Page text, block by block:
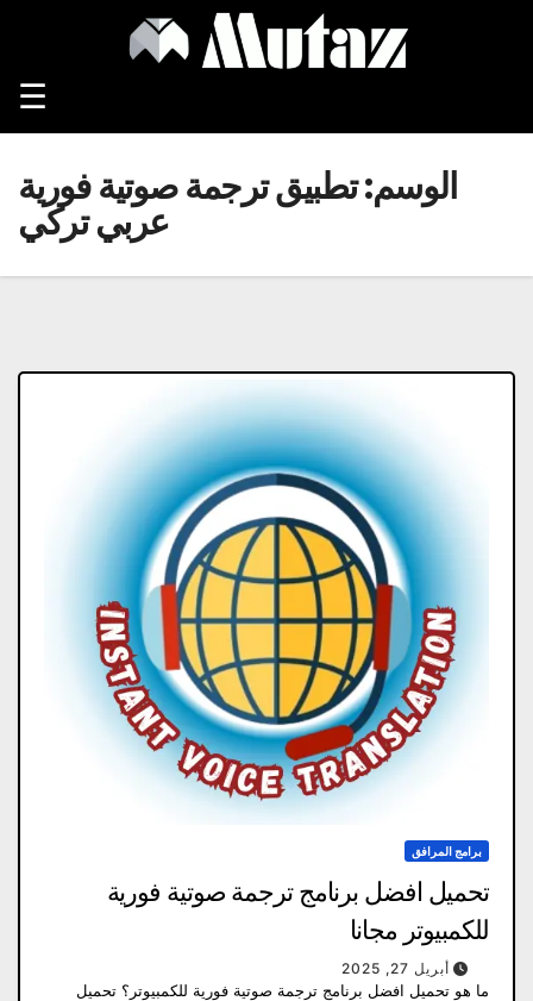
☰
الوسم:تطبيق ترجمة صوتية فورية
عربي تركي
برامج المرافق
تحميل افضل برنامج ترجمة صوتية فورية
للكمبيوتر مجانا
أبريل 27, 2025
ما هو تحميل افضل برنامج ترجمة صوتية فورية للكمبيوتر؟ تحميل